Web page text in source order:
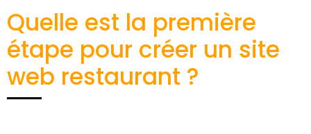
Quelle est la première
étape pour créer un site
web restaurant ?